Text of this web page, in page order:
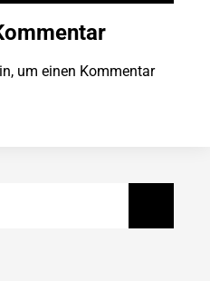
um einen Kommentar